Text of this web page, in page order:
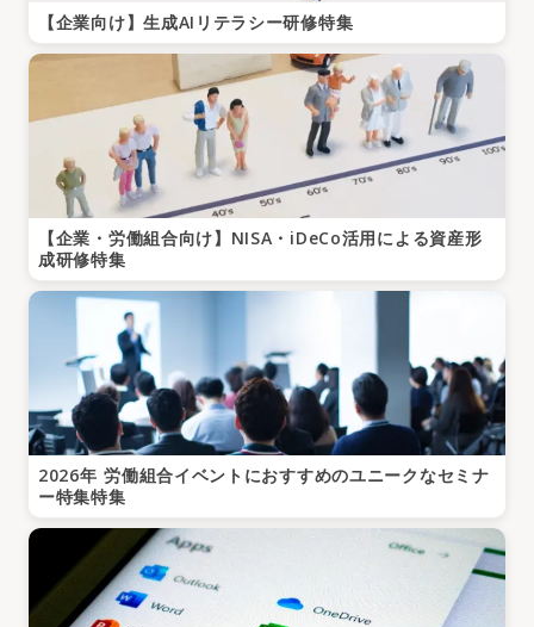
【企業向け】生成AIリテラシー研修特集
【企業・労働組合向け】NISA・iDeCo活用による資産形
成研修特集
2026年 労働組合イベントにおすすめのユニークなセミナ
ー特集特集